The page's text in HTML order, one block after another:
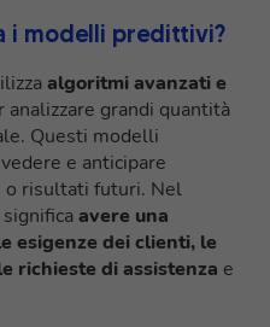
i modelli predittivi?
algoritmi avanzati e
analizzare grandi quantità
Questi modelli
e anticipare
o risultati futuri. Nel
avere una
esigenze dei clienti, le
richieste di assistenza e